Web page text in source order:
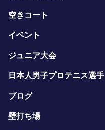
空きコート
イベント
ジュニア大会
日本人男子プロテニス選手
ブログ
壁打ち場